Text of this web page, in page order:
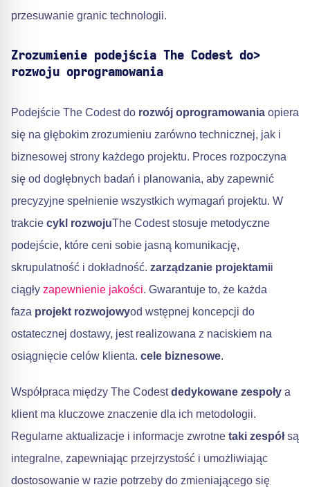
przesuwanie granic technologii.
Zrozumienie podejścia The Codest do>
rozwoju oprogramowania
Podejście The Codest do rozwój oprogramowania opiera
się na głębokim zrozumieniu zarówno technicznej, jak i
biznesowej strony każdego projektu. Proces rozpoczyna
się od dogłębnych badań i planowania, aby zapewnić
precyzyjne spełnienie wszystkich wymagań projektu. W
trakcie cykl rozwojuThe Codest stosuje metodyczne
podejście, które ceni sobie jasną komunikację,
skrupulatność i dokładność. zarządzanie projektamii
ciągły zapewnienie jakości. Gwarantuje to, że każda
faza projekt rozwojowyod wstępnej koncepcji do
ostatecznej dostawy, jest realizowana z naciskiem na
osiągnięcie celów klienta. cele biznesowe.
Współpraca między The Codestdedykowane zespoły a
klient ma kluczowe znaczenie dla ich metodologii.
Regularne aktualizacje i informacje zwrotne taki zespółsą
integralne, zapewniając przejrzystość i umożliwiając
dostosowanie w razie potrzeby do zmieniającego się